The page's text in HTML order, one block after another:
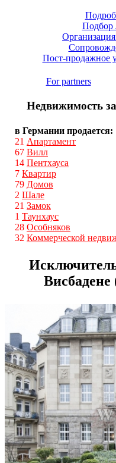
Подбор
Пост-продажное
For partners
Недвижимость
в Германии продается:
21 Апартамент
67 Вилл
14 Пентхауса
7 Квартир
79 Домов
2 Шале
21 Замок
1 Таунхаус
28 Особняков
32 Коммерческой
Висбадене